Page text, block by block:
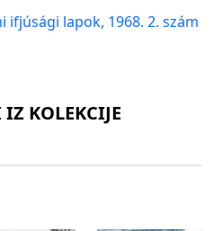
ifjúsági lapok, 1968. 2. szám
KOLEKCIJE